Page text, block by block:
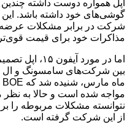
اپل همواره دوست داشته
گوشی‌های خود داشته باشد. این
شرکت در برابر مشکلات عرضه
مذاکرات خود برای قیمت
اما در مورد
نتوانسته مشکلات مربوطه را
از این شرکت گرفته است.